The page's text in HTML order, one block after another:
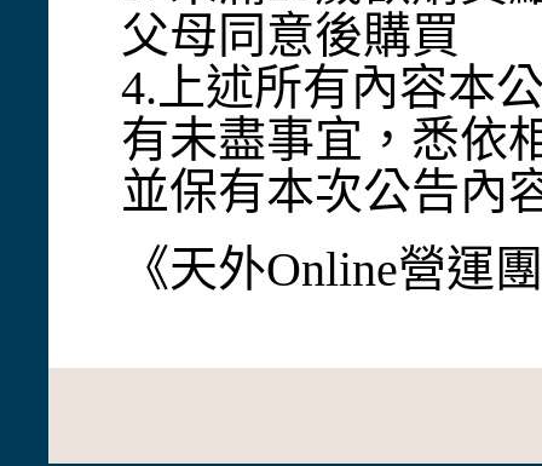
父母同意後購買
4.上述所有內容本
有未盡事宜，悉依
並保有本次公告內
《天外Online營運